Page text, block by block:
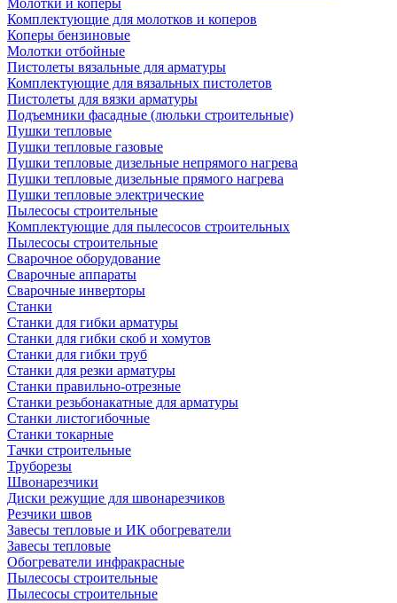
Молотки и коперы
Комплектующие для молотков и коперов
Коперы бензиновые
Молотки отбойные
Пистолеты вязальные для арматуры
Комплектующие для вязальных пистолетов
Пистолеты для вязки арматуры
Подъемники фасадные (люльки строительные)
Пушки тепловые
Пушки тепловые газовые
Пушки тепловые дизельные непрямого нагрева
Пушки тепловые дизельные прямого нагрева
Пушки тепловые электрические
Пылесосы строительные
Комплектующие для пылесосов строительных
Пылесосы строительные
Сварочное оборудование
Сварочные аппараты
Сварочные инверторы
Станки
Станки для гибки арматуры
Станки для гибки скоб и хомутов
Станки для гибки труб
Станки для резки арматуры
Станки правильно-отрезные
Станки резьбонакатные для арматуры
Станки листогибочные
Станки токарные
Тачки строительные
Труборезы
Швонарезчики
Диски режущие для швонарезчиков
Резчики швов
Завесы тепловые и ИК обогреватели
Завесы тепловые
Обогреватели инфракрасные
Пылесосы строительные
Пылесосы строительные